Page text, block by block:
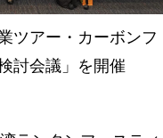
ツアー・カーボンフ
討会議」を開催